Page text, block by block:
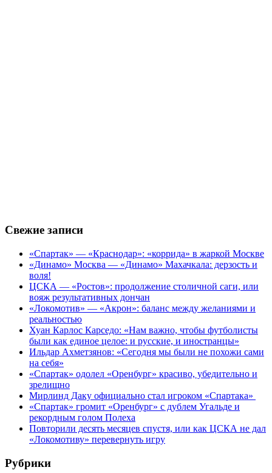
Свежие записи
«Спартак» — «Краснодар»: «коррида» в жаркой Москве
«Динамо» Москва — «Динамо» Махачкала: дерзость и
воля!
ЦСКА — «Ростов»: продолжение столичной саги, или
вояж результативных дончан
«Локомотив» — «Акрон»: баланс между желаниями и
реальностью
Хуан Карлос Карседо: «Нам важно, чтобы футболисты
были как единое целое: и русские, и иностранцы»
Ильдар Ахметзянов: «Сегодня мы были не похожи сами
на себя»
«Спартак» одолел «Оренбург» красиво, убедительно и
зрелищно
Мирлинд Даку официально стал игроком «Спартака»
«Спартак» громит «Оренбург» с дублем Угальде и
рекордным голом Полеха
Повторили десять месяцев спустя, или как ЦСКА не дал
«Локомотиву» перевернуть игру
Рубрики